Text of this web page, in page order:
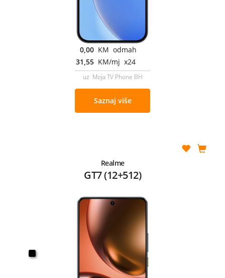
0,00 KM odmah
31,55 KM/mj x24
uz Moja TV Phone BH
Saznaj više
Realme
GT7 (12+512)